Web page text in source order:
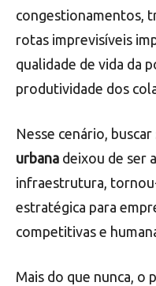
congestionamentos,
rotas imprevisíveis
qualidade de vida da
produtividade dos
Nesse cenário, buscar
urbana deixou de ser
infraestrutura,
estratégica para
competitivas e
Mais do que nunca, o